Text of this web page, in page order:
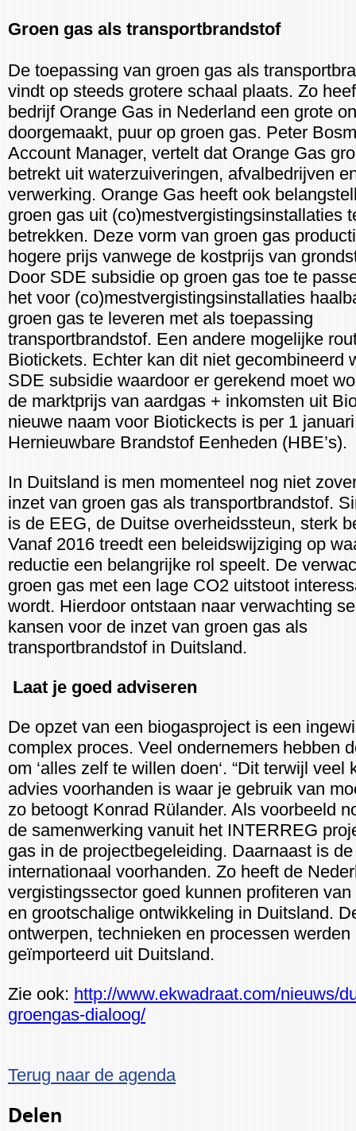
Groen gas als transportbrandstof
De toepassing van groen gas als
vindt op steeds grotere schaal plaats. Zo
bedrijf Orange Gas in Nederland een grote
doorgemaakt, puur op groen gas. Peter
Account Manager, vertelt dat Orange Gas
betrekt uit waterzuiveringen, afvalbedrijven
verwerking. Orange Gas heeft ook
groen gas uit (co)mestvergistingsinstallaties
betrekken. Deze vorm van groen gas
hogere prijs vanwege de kostprijs van
Door SDE subsidie op groen gas toe te
het voor (co)mestvergistingsinstallaties
groen gas te leveren met als toepassing
transportbrandstof. Een andere mogelijke
Biotickets. Echter kan dit niet gecombineerd
SDE subsidie waardoor er gerekend moet
de marktprijs van aardgas + inkomsten uit
nieuwe naam voor Biotickects is per 1
Hernieuwbare Brandstof Eenheden (HBE’s).
In Duitsland is men momenteel nog niet
inzet van groen gas als transportbrandstof.
is de EEG, de Duitse overheidssteun, sterk
Vanaf 2016 treedt een beleidswijziging op
reductie een belangrijke rol speelt. De
groen gas met een lage CO2 uitstoot
wordt. Hierdoor ontstaan naar verwachting
kansen voor de inzet van groen gas als
transportbrandstof in Duitsland.
Laat je goed adviseren
De opzet van een biogasproject is een
complex proces. Veel ondernemers hebben
om ‘alles zelf te willen doen‘. “Dit terwijl veel
advies voorhanden is waar je gebruik van
zo betoogt Konrad Rülander. Als voorbeeld
de samenwerking vanuit het INTERREG
gas in de projectbegeleiding. Daarnaast is
internationaal voorhanden. Zo heeft de
vergistingssector goed kunnen profiteren
en grootschalige ontwikkeling in Duitsland.
ontwerpen, technieken en processen werden
geïmporteerd uit Duitsland.
Zie ook: http://www.ekwadraat.com/nieuws/
groengas-dialoog/
Terug naar de agenda
Delen